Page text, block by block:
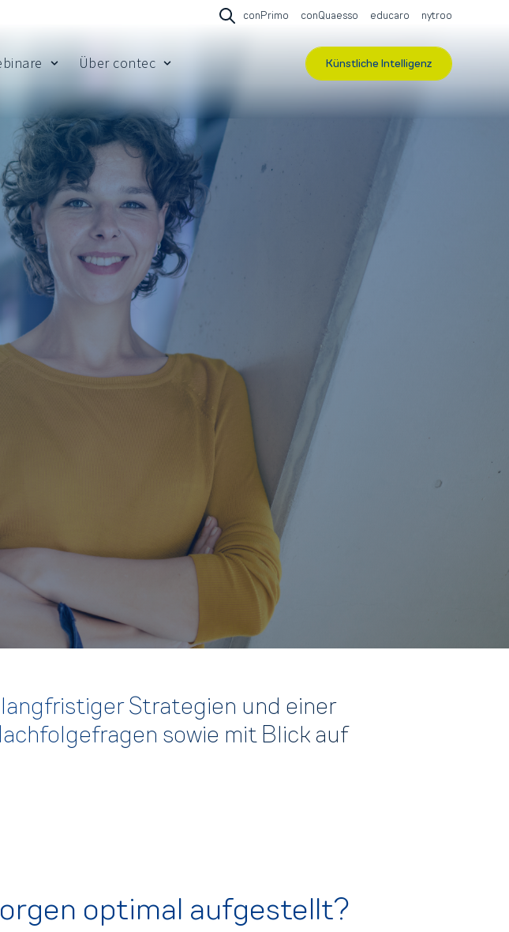
Open search
conPrimo conQuaesso educaro nytroo
BranchenShow submenu for Events & Webinare
Über contec
Show submenu for Über contec
Künstliche Intelligenz
Strategien und einer
sowie mit Blick auf
optimal aufgestellt?